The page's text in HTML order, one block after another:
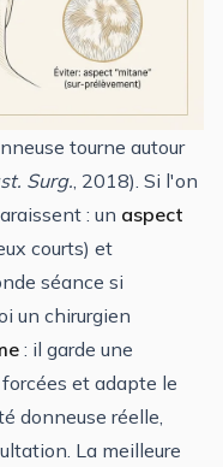
tourne autour
Surg. , 2018). Si l'on
: un aspect
courts) et
séance si
un chirurgien
: il garde une
et adapte le
donneuse réelle,
La meilleure